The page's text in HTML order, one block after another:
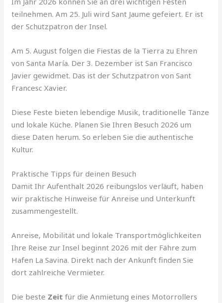
teilnehmen. Am 25. Juli wird Sant Jaume gefeiert. Er ist
der Schutzpatron der Insel.
Am 5. August folgen die Fiestas de la Tierra zu Ehren
von Santa María. Der 3. Dezember ist San Francisco
Javier gewidmet. Das ist der Schutzpatron von Sant
Francesc Xavier.
Diese Feste bieten lebendige Musik, traditionelle Tänze
und lokale Küche. Planen Sie Ihren Besuch 2026 um
diese Daten herum. So erleben Sie die authentische
Kultur.
Praktische Tipps für deinen Besuch
Damit Ihr Aufenthalt 2026 reibungslos verläuft, haben
wir praktische Hinweise für Anreise und Unterkunft
zusammengestellt.
Anreise, Mobilität und lokale Transportmöglichkeiten
Ihre Reise zur Insel beginnt 2026 mit der Fähre zum
Hafen La Savina. Direkt nach der Ankunft finden Sie
dort zahlreiche Vermieter.
Die beste Zeit für die Anmietung eines Motorrollers